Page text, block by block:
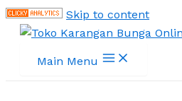
Skip to content
Main Menu